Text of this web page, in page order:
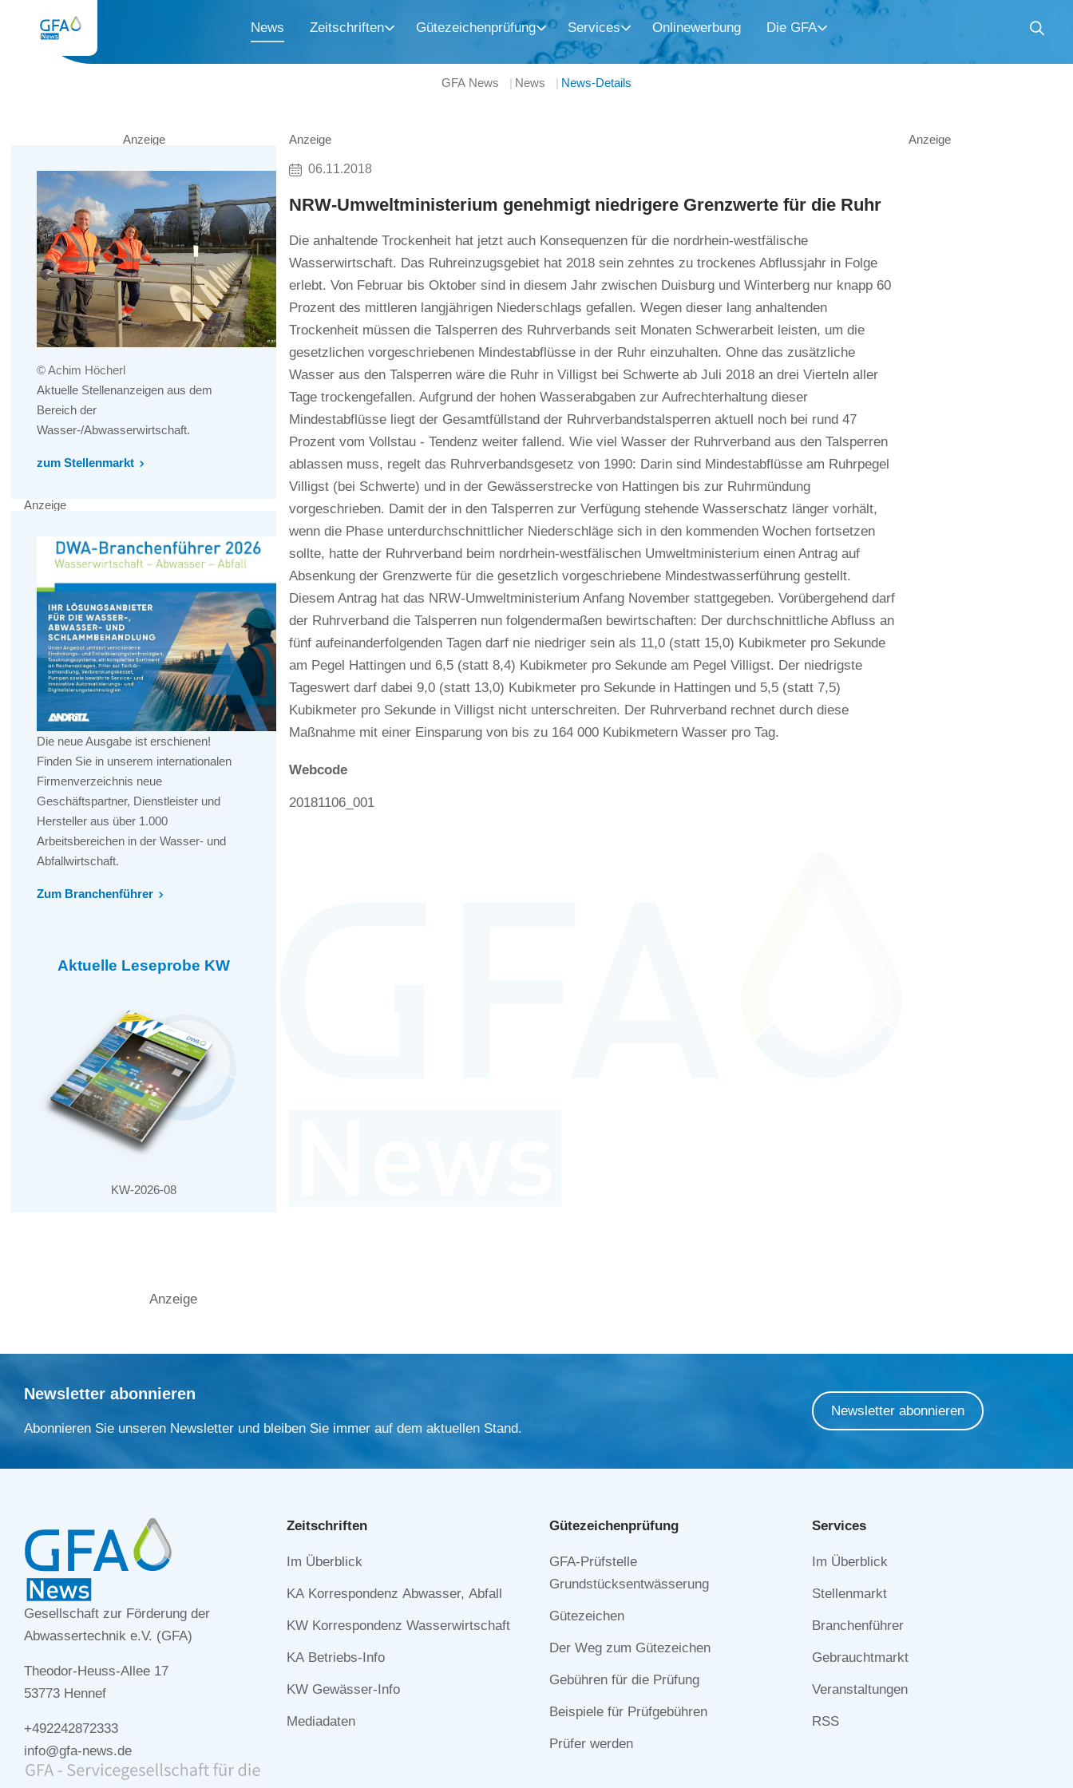
News Zeitschriften Gütezeichenprüfung Services Onlinewerbung Die GFA
GFA News News News-Details
Anzeige
06.11.2018
NRW-Umweltministerium genehmigt niedrigere Grenzwerte für die Ruhr
Die anhaltende Trockenheit hat jetzt auch Konsequenzen für die nordrhein-westfälische
Wasserwirtschaft. Das Ruhreinzugsgebiet hat 2018 sein zehntes zu trockenes Abflussjahr in Folge
erlebt. Von Februar bis Oktober sind in diesem Jahr zwischen Duisburg und Winterberg nur knapp 60
Prozent des mittleren langjährigen Niederschlags gefallen. Wegen dieser lang anhaltenden
Trockenheit müssen die Talsperren des Ruhrverbands seit Monaten Schwerarbeit leisten, um die
gesetzlichen vorgeschriebenen Mindestabflüsse in der Ruhr einzuhalten. Ohne das zusätzliche
Wasser aus den Talsperren wäre die Ruhr in Villigst bei Schwerte ab Juli 2018 an drei Vierteln aller
Tage trockengefallen. Aufgrund der hohen Wasserabgaben zur Aufrechterhaltung dieser
Mindestabflüsse liegt der Gesamtfüllstand der Ruhrverbandstalsperren aktuell noch bei rund 47
Prozent vom Vollstau - Tendenz weiter fallend. Wie viel Wasser der Ruhrverband aus den Talsperren
ablassen muss, regelt das Ruhrverbandsgesetz von 1990: Darin sind Mindestabflüsse am Ruhrpegel
Villigst (bei Schwerte) und in der Gewässerstrecke von Hattingen bis zur Ruhrmündung
vorgeschrieben. Damit der in den Talsperren zur Verfügung stehende Wasserschatz länger vorhält,
wenn die Phase unterdurchschnittlicher Niederschläge sich in den kommenden Wochen fortsetzen
sollte, hatte der Ruhrverband beim nordrhein-westfälischen Umweltministerium einen Antrag auf
Absenkung der Grenzwerte für die gesetzlich vorgeschriebene Mindestwasserführung gestellt.
Diesem Antrag hat das NRW-Umweltministerium Anfang November stattgegeben. Vorübergehend darf
der Ruhrverband die Talsperren nun folgendermaßen bewirtschaften: Der durchschnittliche Abfluss an
fünf aufeinanderfolgenden Tagen darf nie niedriger sein als 11,0 (statt 15,0) Kubikmeter pro Sekunde
am Pegel Hattingen und 6,5 (statt 8,4) Kubikmeter pro Sekunde am Pegel Villigst. Der niedrigste
Tageswert darf dabei 9,0 (statt 13,0) Kubikmeter pro Sekunde in Hattingen und 5,5 (statt 7,5)
Kubikmeter pro Sekunde in Villigst nicht unterschreiten. Der Ruhrverband rechnet durch diese
Maßnahme mit einer Einsparung von bis zu 164 000 Kubikmetern Wasser pro Tag.
Webcode
20181106_001
Anzeige
© Achim Höcherl
Aktuelle Stellenanzeigen aus dem
Bereich der
Wasser-/Abwasserwirtschaft.
zum Stellenmarkt
Anzeige
Die neue Ausgabe ist erschienen!
Finden Sie in unserem internationalen
Firmenverzeichnis neue
Geschäftspartner, Dienstleister und
Hersteller aus über 1.000
Arbeitsbereichen in der Wasser- und
Abfallwirtschaft.
Zum Branchenführer
Aktuelle Leseprobe KW
KW-2026-08
Anzeige
Anzeige
Newsletter abonnieren
Abonnieren Sie unseren Newsletter und bleiben Sie immer auf dem aktuellen Stand.
Newsletter abonnieren
Gesellschaft zur Förderung der
Abwassertechnik e.V. (GFA)
Theodor-Heuss-Allee 17
53773 Hennef
+492242872333
info@gfa-news.de
Zeitschriften
Navigation
Im Überblick
KA Korrespondenz Abwasser, Abfall
KW Korrespondenz Wasserwirtschaft
KA Betriebs-Info
KW Gewässer-Info
Mediadaten
Gütezeichen­prüfung
Navigation
überspringen
GFA-Prüfstelle
Grundstücksentwässerung
Gütezeichen
Der Weg zum Gütezeichen
Gebühren für die Prüfung
Beispiele für Prüfgebühren
Prüfer werden
Services
Navigation
Im Überblick
Stellenmarkt
Branchenführer
Gebrauchtmarkt
Veranstaltungen
RSS